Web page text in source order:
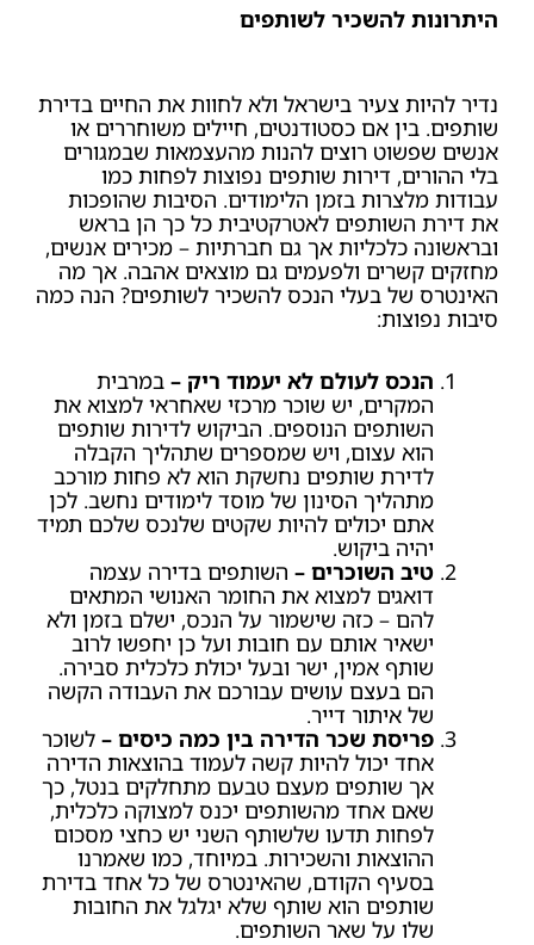
היתרונות להשכיר לשותפים
נדיר להיות צעיר בישראל ולא לחוות את החיים בדירת
שותפים. בין אם כסטודנטים, חיילים משוחררים או
אנשים שפשוט רוצים להנות מהעצמאות שבמגורים
בלי ההורים, דירות שותפים נפוצות לפחות כמו
עבודות מלצרות בזמן הלימודים. הסיבות שהופכות
את דירת השותפים לאטרקטיבית כל כך הן בראש
ובראשונה כלכליות אך גם חברתיות – מכירים אנשים,
מחזקים קשרים ולפעמים גם מוצאים אהבה. אך מה
האינטרס של בעלי הנכס להשכיר לשותפים? הנה כמה
סיבות נפוצות:
הנכס לעולם לא יעמוד ריק – במרבית
המקרים, יש שוכר מרכזי שאחראי למצוא את
השותפים הנוספים. הביקוש לדירות שותפים
הוא עצום, ויש שמספרים שתהליך הקבלה
לדירת שותפים נחשקת הוא לא פחות מורכב
מתהליך הסינון של מוסד לימודים נחשב. לכן
אתם יכולים להיות שקטים שלנכס שלכם תמיד
יהיה ביקוש.
טיב השוכרים – השותפים בדירה עצמה
דואגים למצוא את החומר האנושי המתאים
להם – כזה שישמור על הנכס, ישלם בזמן ולא
ישאיר אותם עם חובות ועל כן יחפשו לרוב
שותף אמין, ישר ובעל יכולת כלכלית סבירה.
הם בעצם עושים עבורכם את העבודה הקשה
של איתור דייר.
פריסת שכר הדירה בין כמה כיסים – לשוכר
אחד יכול להיות קשה לעמוד בהוצאות הדירה
אך שותפים מעצם טבעם מתחלקים בנטל, כך
שאם אחד מהשותפים יכנס למצוקה כלכלית,
לפחות תדעו שלשותף השני יש כחצי מסכום
ההוצאות והשכירות. במיוחד, כמו שאמרנו
בסעיף הקודם, שהאינטרס של כל אחד בדירת
שותפים הוא שותף שלא יגלגל את החובות
שלו על שאר השותפים.